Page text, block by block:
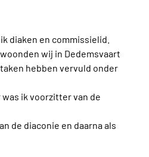
diaken en commissielid.
wij in Dedemsvaart
hebben vervuld onder
ik voorzitter van de
de diaconie en daarna als